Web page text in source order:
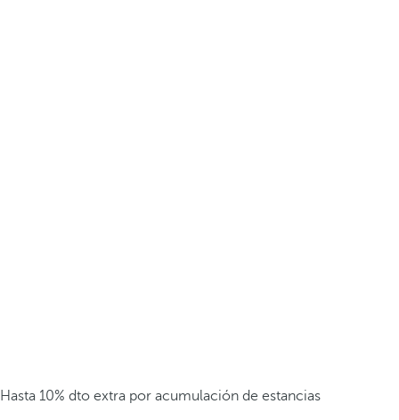
Hasta 10% dto extra por acumulación de estancias